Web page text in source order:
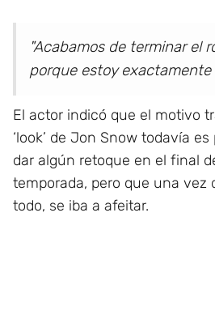
"Acabamos de terminar el
porque estoy exactamente
El actor indicó que el motivo
‘look’ de Jon Snow todavía
dar algún retoque en el final
temporada, pero que una vez
todo, se iba a afeitar.